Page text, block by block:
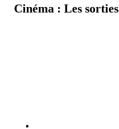
Cinéma : Les sorties